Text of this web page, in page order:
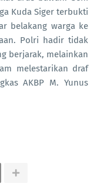
Kuda Siger terbukti
belakang warga ke
Polri hadir tidak
berjarak, melainkan
melestarikan draf
AKBP M. Yunus